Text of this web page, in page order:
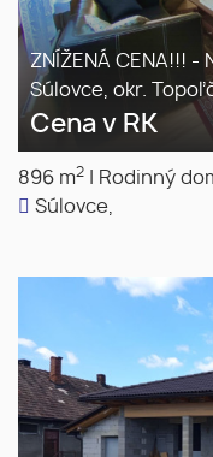
ZNÍŽENÁ CENA!!! -
Súlovce, okr.
Cena v RK
896 m2 Rodinný
Súlovce,